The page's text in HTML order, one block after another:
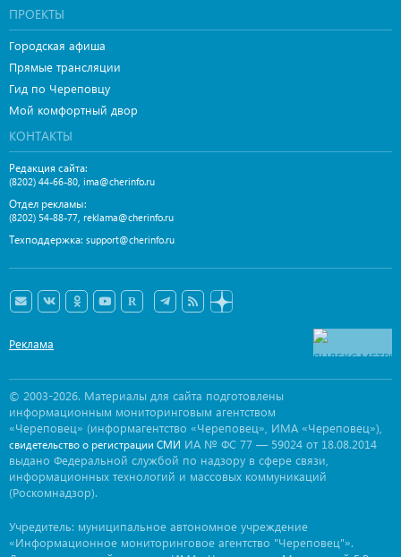
ПРОЕКТЫ
Городская афиша
Прямые трансляции
Гид по Череповцу
Мой комфортный двор
КОНТАКТЫ
Редакция сайта:
(8202) 44-66-80 ima@cherinfo.ru
Отдел рекламы:
(8202) 54-88-77 reklama@cherinfo.ru
Техподдержка: support@cherinfo.ru
Реклама
© 2003-2026. Материалы для сайта подготовлены
информационным мониторинговым агентством
«Череповец» (информагентство «Череповец», ИМА «Череповец»),
свидетельство о регистрации СМИ ИА № ФС 77 — 59024 от 18.08.2014
выдано Федеральной службой по надзору в сфере связи,
информационных технологий и массовых коммуникаций
(Роскомнадзор).
Учредитель: муниципальное автономное учреждение
«Информационное мониторинговое агентство "Череповец"».